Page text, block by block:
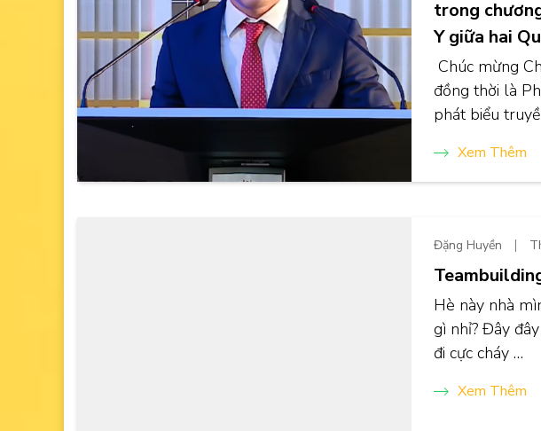
trong
Y giữa hai
Chúc mừng
đồng thời là
phát biểu
Xem Thêm
Đặng Huyền
Hè này nhà
gì nhỉ? Đây
đi cực cháy …
Xem Thêm